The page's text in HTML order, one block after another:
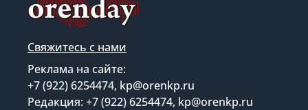
Свяжитесь с нами
Реклама на сайте:
+7 (922) 6254474, kp@orenkp.ru
Редакция: +7 (922) 6254474, kp@orenkp.ru